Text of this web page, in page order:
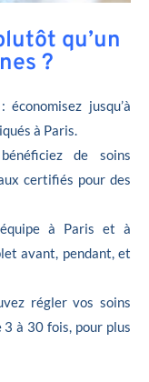
qu’un
?
: économisez jusqu’à
à Paris.
de soins
certifiés pour des
à Paris et à
avant, pendant, et
régler vos soins
à 30 fois, pour plus